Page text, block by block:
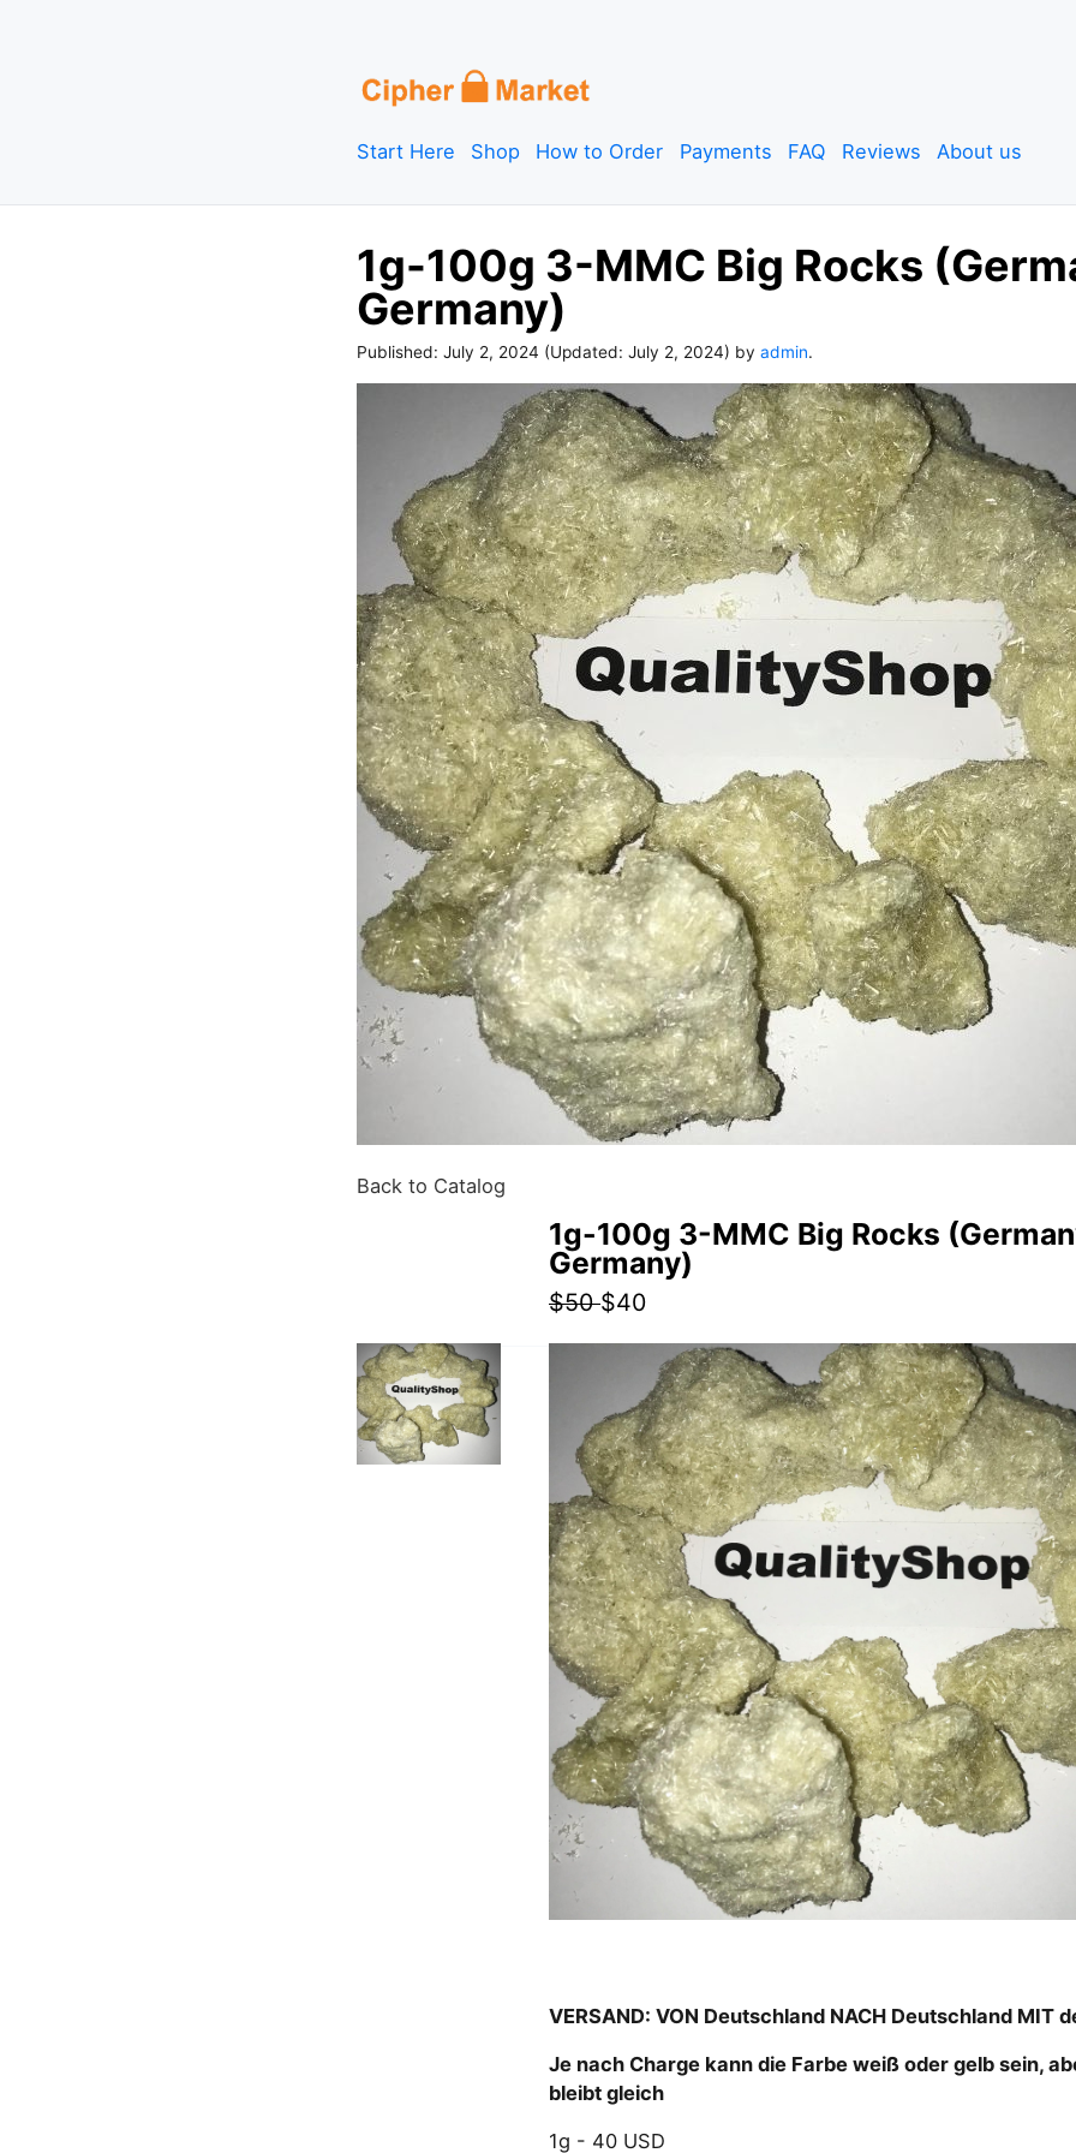
k
p
o
n
t
e
Start Here Shop How to Order Payments FAQ Reviews About us
1g-100g 3-MMC Big Rocks
Germany)
Published: July 2, 2024 (Updated: July 2, 2024) by admin.
Back to Catalog
1g-100g 3-MMC Big Rocks
Germany)
$50$40
VERSAND: VON Deutschland NACH Deutschland MIT
Je nach Charge kann die Farbe weiß oder gelb sein,
bleibt gleich
1g - 40 USD